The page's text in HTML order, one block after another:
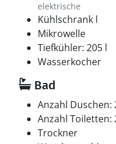
elektrische
Kühlschrank l
Mikrowelle
Tiefkühler: 205 l
Wasserkocher
Bad
Anzahl Duschen:
Anzahl Toiletten:
Trockner